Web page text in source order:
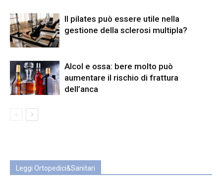
Il pilates può essere utile nella
gestione della sclerosi multipla?
Alcol e ossa: bere molto può
aumentare il rischio di frattura
dell’anca
Leggi Ortopedici&Sanitari